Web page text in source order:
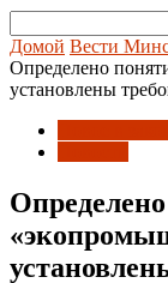
Домой Вести
Определено
установлены